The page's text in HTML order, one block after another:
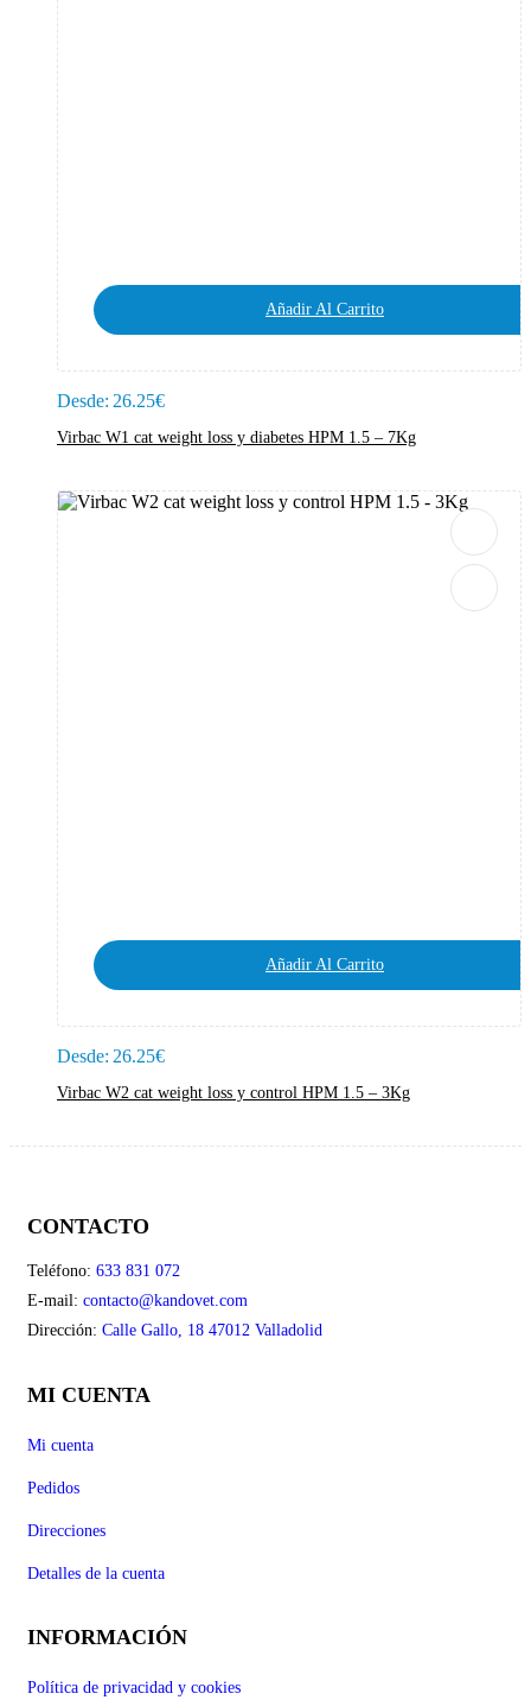
Añadir Al Carrito
Desde: 26.25€
Virbac W1 cat weight loss y diabetes HPM 1.5 – 7Kg
Añadir Al Carrito
Desde: 26.25€
Virbac W2 cat weight loss y control HPM 1.5 – 3Kg
CONTACTO
Teléfono: 633 831 072
E-mail: contacto@kandovet.com
Dirección: Calle Gallo, 18 47012 Valladolid
MI CUENTA
Mi cuenta
Pedidos
Direcciones
Detalles de la cuenta
INFORMACIÓN
Política de privacidad y cookies